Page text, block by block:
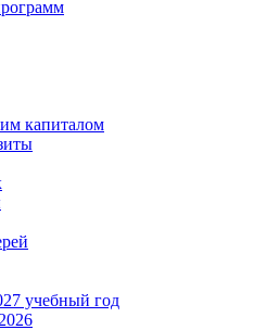
капиталом
учебный год